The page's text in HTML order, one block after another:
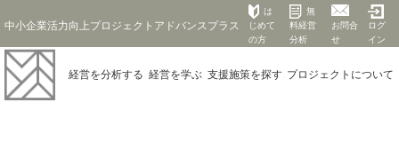
中小企業活力向上プロジェクトアドバンスプラス
は
じめて
の方
無
料経営
分析
お問合
せ
ログ
イン
経営を分析する 経営を学ぶ 支援施策を探す プロジェクト について